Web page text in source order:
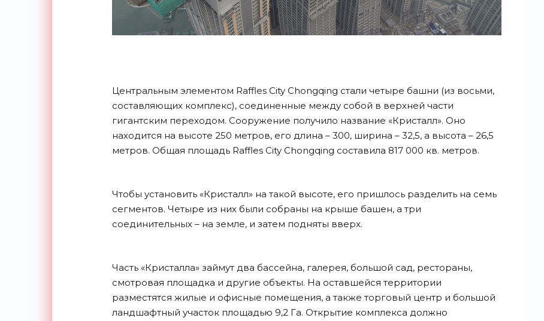
Центральным элементом Raffles City Chongqing стали четыре башни (из восьми,
составляющих комплекс), соединенные между собой в верхней части
гигантским переходом. Сооружение получило название «Кристалл». Оно
находится на высоте 250 метров, его длина – 300, ширина – 32,5, а высота – 26,5
метров. Общая площадь Raffles City Chongqing составила 817 000 кв. метров.
Чтобы установить «Кристалл» на такой высоте, его пришлось разделить на семь
сегментов. Четыре из них были собраны на крыше башен, а три
соединительных – на земле, и затем подняты вверх.
Часть «Кристалла» займут два бассейна, галерея, большой сад, рестораны,
смотровая площадка и другие объекты. На оставшейся территории
разместятся жилые и офисные помещения, а также торговый центр и большой
ландшафтный участок площадью 9,2 Га. Открытие комплекса должно